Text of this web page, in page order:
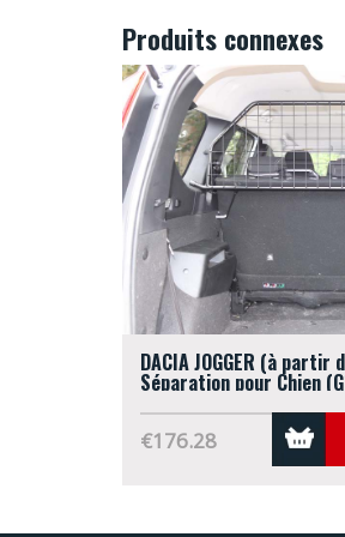
Produits connexes
DACIA JOGGER (à partir
Séparation pour Chien
€176.28